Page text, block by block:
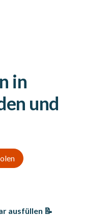
in
und
ausfüllen 📝